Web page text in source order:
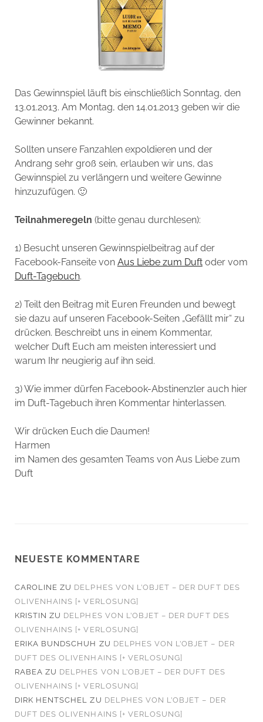
Das Gewinnspiel läuft bis einschließlich Sonntag, den
13.01.2013. Am Montag, den 14.01.2013 geben wir die
Gewinner bekannt.
Sollten unsere Fanzahlen expoldieren und der
Andrang sehr groß sein, erlauben wir uns, das
Gewinnspiel zu verlängern und weitere Gewinne
hinzuzufügen. 🙂
Teilnahmeregeln (bitte genau durchlesen):
1) Besucht unseren Gewinnspielbeitrag auf der
Facebook-Fanseite von Aus Liebe zum Duftoder vom
Duft-Tagebuch.
2) Teilt den Beitrag mit Euren Freunden und bewegt
sie dazu auf unseren Facebook-Seiten „Gefällt mir“ zu
drücken. Beschreibt uns in einem Kommentar,
welcher Duft Euch am meisten interessiert und
warum Ihr neugierig auf ihn seid.
3) Wie immer dürfen Facebook-Abstinenzler auch hier
im Duft-Tagebuch ihren Kommentar hinterlassen.
Wir drücken Euch die Daumen!
Harmen
im Namen des gesamten Teams von Aus Liebe zum
Duft
NEUESTE KOMMENTARE
CAROLINE ZU DELPHES VON L’OBJET – DER DUFT DES
OLIVENHAINS [+ VERLOSUNG]
KRISTIN ZU DELPHES VON L’OBJET – DER DUFT DES
OLIVENHAINS [+ VERLOSUNG]
ERIKA BUNDSCHUH ZU DELPHES VON L’OBJET – DER
DUFT DES OLIVENHAINS [+ VERLOSUNG]
RABEA ZU DELPHES VON L’OBJET – DER DUFT DES
OLIVENHAINS [+ VERLOSUNG]
DIRK HENTSCHEL
ZU DELPHES VON L’OBJET – DER
DUFT DES OLIVENHAINS [+ VERLOSUNG]